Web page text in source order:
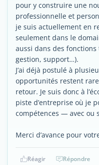
pour y construire une
professionnelle et
je suis actuellement en
seulement dans le
aussi dans des
gestion, support…).
J’ai déjà postulé à
opportunités restent
retour. Je suis donc à
piste d’entreprise où je
compétences — avec ou
Merci d’avance pour
Réagir Répondre